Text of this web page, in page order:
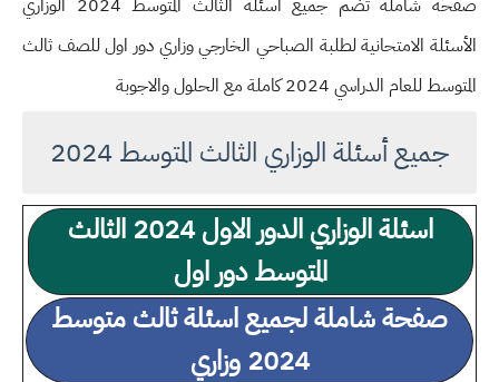
صفحة شاملة تضم جميع أسئلة الثالث المتوسط 2024 الوزاري
الأسئلة الامتحانية لطلبة الصباحي الخارجي وزاري دور اول للصف ثالث
المتوسط للعام الدراسي 2024 كاملة مع الحلول والاجوبة
جميع أسئلة الوزاري الثالث المتوسط 2024
اسئلة الوزاري الدور الاول 2024 الثالث
المتوسط دور اول
صفحة شاملة لجميع اسئلة ثالث متوسط
2024 وزاري